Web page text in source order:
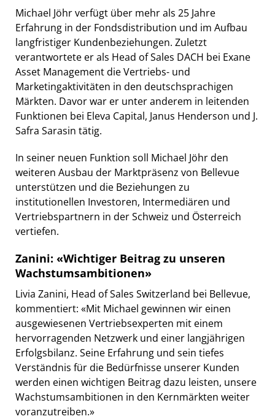
Michael Jöhr verfügt über mehr als 25 Jahre
Erfahrung in der Fondsdistribution und im Aufbau
langfristiger Kundenbeziehungen. Zuletzt
verantwortete er als Head of Sales DACH bei Exane
Asset Management die Vertriebs- und
Marketingaktivitäten in den deutschsprachigen
Märkten. Davor war er unter anderem in leitenden
Funktionen bei Eleva Capital, Janus Henderson und J.
Safra Sarasin tätig.
In seiner neuen Funktion soll Michael Jöhr den
weiteren Ausbau der Marktpräsenz von Bellevue
unterstützen und die Beziehungen zu
institutionellen Investoren, Intermediären und
Vertriebspartnern in der Schweiz und Österreich
vertiefen.
Zanini: «Wichtiger Beitrag zu unseren
Wachstumsambitionen»
Livia Zanini, Head of Sales Switzerland bei Bellevue,
kommentiert: «Mit Michael gewinnen wir einen
ausgewiesenen Vertriebsexperten mit einem
hervorragenden Netzwerk und einer langjährigen
Erfolgsbilanz. Seine Erfahrung und sein tiefes
Verständnis für die Bedürfnisse unserer Kunden
werden einen wichtigen Beitrag dazu leisten, unsere
Wachstumsambitionen in den Kernmärkten weiter
voranzutreiben.»